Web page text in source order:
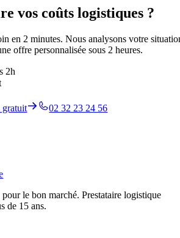
vos coûts logistiques ?
en 2 minutes. Nous analysons votre
offre personnalisée sous 2 heures.
2h
gratuit
02 32 23 24 56
le bon marché. Prestataire logistique
de 15 ans.